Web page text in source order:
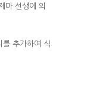
마 선생에 의
를 추가하여 식